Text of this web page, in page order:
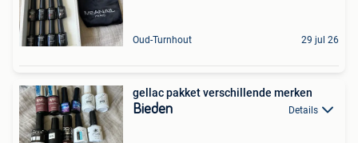
Oud-Turnhout 29 jul 26
gellac pakket verschillende merken
Bieden Details